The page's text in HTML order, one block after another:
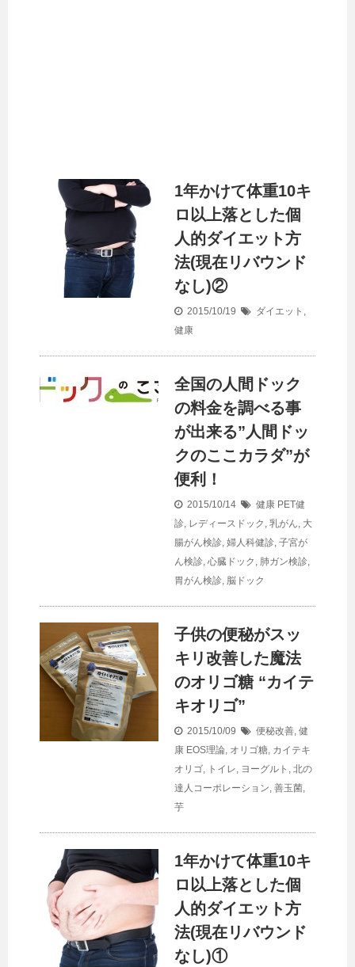
1年かけて体重10キ
ロ以上落とした個
人的ダイエット方
法(現在リバウンド
なし)②
2015/10/19 ダイエット ,
健康
全国の人間ドック
の料金を調べる事
が出来る”人間ドッ
クのここカラダ”が
便利！
2015/10/14 健康 PET健
診, レディースドック , 乳がん, 大
腸がん検診, 婦人科健診, 子宮が
ん検診, 心臓ドック , 肺ガン検診,
胃がん検診, 脳ドック
子供の便秘がスッ
キリ改善した魔法
のオリゴ糖 “カイテ
キオリゴ”
2015/10/09 便秘改善, 健
康 EOS理論, オリゴ糖, カイテキ
オリゴ, トイレ, ヨーグルト , 北の
達人コーポレーション, 善玉菌,
芋
1年かけて体重10キ
ロ以上落とした個
人的ダイエット方
法(現在リバウンド
なし)①